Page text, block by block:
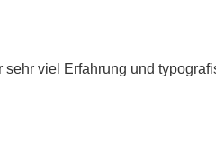
viel Erfahrung und